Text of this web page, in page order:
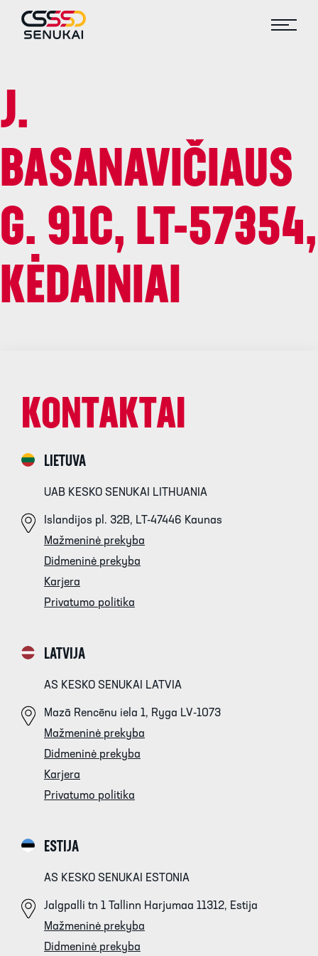
J.
BASANAVIČIAUS
G. 91C, LT-57354,
KĖDAINIAI
KONTAKTAI
LIETUVA
UAB KESKO SENUKAI LITHUANIA
Islandijos pl. 32B, LT-47446 Kaunas
Mažmeninė prekyba
Didmeninė prekyba
Karjera
Privatumo politika
LATVIJA
AS KESKO SENUKAI LATVIA
Mazā Rencēnu iela 1, Ryga LV-1073
Mažmeninė prekyba
Didmeninė prekyba
Karjera
Privatumo politika
ESTIJA
AS KESKO SENUKAI ESTONIA
Jalgpalli tn 1 Tallinn Harjumaa 11312, Estija
Mažmeninė prekyba
Didmeninė prekyba